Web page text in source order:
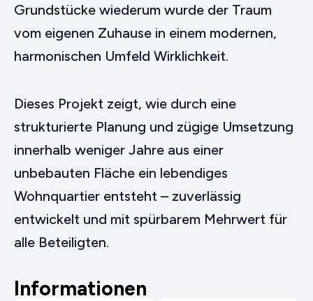
Grundstücke wiederum wurde der Traum
vom eigenen Zuhause in einem modernen,
harmonischen Umfeld Wirklichkeit.
Dieses Projekt zeigt, wie durch eine
strukturierte Planung und zügige Umsetzung
innerhalb weniger Jahre aus einer
unbebauten Fläche ein lebendiges
Wohnquartier entsteht – zuverlässig
entwickelt und mit spürbarem Mehrwert für
alle Beteiligten.
Informationen